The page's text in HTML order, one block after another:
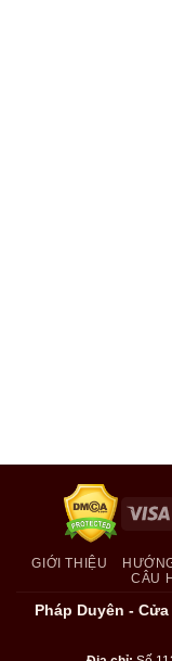
GIỚI THIỆU
CÂU
Pháp Duyên -